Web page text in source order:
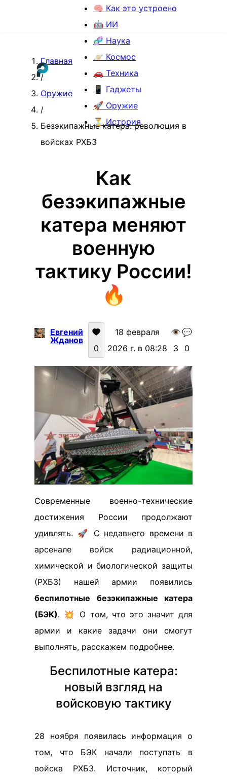
🧠 Как это устроено
🤖 ИИ
🧬 Наука
🪐 Космос
🚗 Техника
📱 Гаджеты
🚀 Оружие
⏳ История
Главная
/
Оружие
/
Безэкипажные катера: революция в
войсках РХБЗ
Как
безэкипажные
катера меняют
военную
тактику России!
🔥
Евгений
Жданов
0
18 февраля
2026 г. в 08:28
👁️
3
💬
0
Современные военно-технические
достижения России продолжают
удивлять. 🚀 С недавнего времени в
арсенале войск радиационной,
химической и биологической защиты
(РХБЗ) нашей армии появились
беспилотные безэкипажные катера
(БЭК). 💥 О том, что это значит для
армии и какие задачи они смогут
выполнять, расскажем подробнее.
Беспилотные катера:
новый взгляд на
войсковую тактику
28 ноября появилась информация о
том, что БЭК начали поступать в
войска РХБЗ. Источник, который